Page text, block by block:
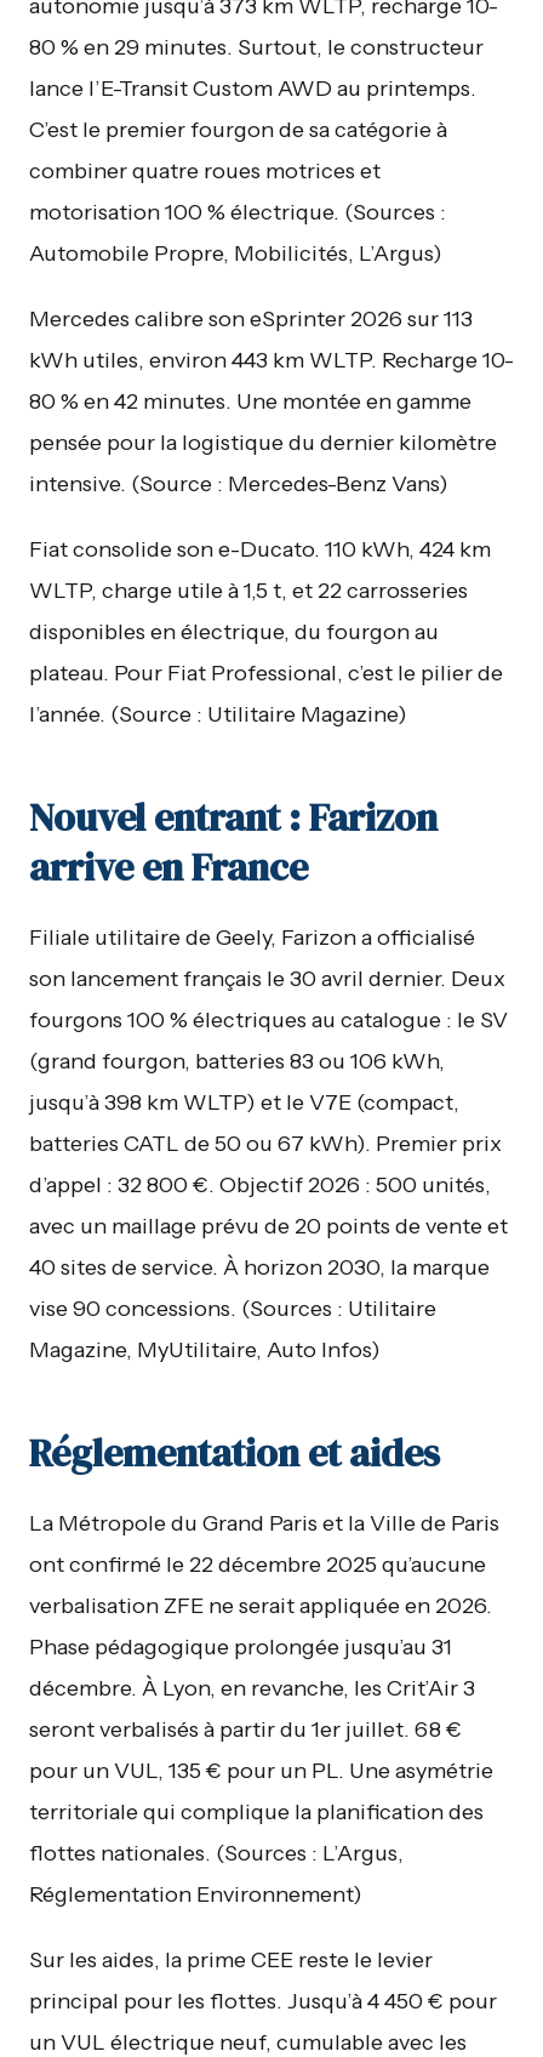
autonomie jusqu’à 373 km WLTP, recharge 10-
80 % en 29 minutes. Surtout, le constructeur
lance l’E-Transit Custom AWD au printemps.
C’est le premier fourgon de sa catégorie à
combiner quatre roues motrices et
motorisation 100 % électrique. (Sources :
Automobile Propre, Mobilicités, L’Argus)
Mercedes calibre son eSprinter 2026 sur 113
kWh utiles, environ 443 km WLTP. Recharge 10-
80 % en 42 minutes. Une montée en gamme
pensée pour la logistique du dernier kilomètre
intensive. (Source : Mercedes-Benz Vans)
Fiat consolide son e-Ducato. 110 kWh, 424 km
WLTP, charge utile à 1,5 t, et 22 carrosseries
disponibles en électrique, du fourgon au
plateau. Pour Fiat Professional, c’est le pilier de
l’année. (Source : Utilitaire Magazine)
Nouvel entrant : Farizon
arrive en France
Filiale utilitaire de Geely, Farizon a officialisé
son lancement français le 30 avril dernier. Deux
fourgons 100 % électriques au catalogue : le SV
(grand fourgon, batteries 83 ou 106 kWh,
jusqu’à 398 km WLTP) et le V7E (compact,
batteries CATL de 50 ou 67 kWh). Premier prix
d’appel : 32 800 €. Objectif 2026 : 500 unités,
avec un maillage prévu de 20 points de vente et
40 sites de service. À horizon 2030, la marque
vise 90 concessions. (Sources : Utilitaire
Magazine, MyUtilitaire, Auto Infos)
Réglementation et aides
La Métropole du Grand Paris et la Ville de Paris
ont confirmé le 22 décembre 2025 qu’aucune
verbalisation ZFE ne serait appliquée en 2026.
Phase pédagogique prolongée jusqu’au 31
décembre. À Lyon, en revanche, les Crit’Air 3
seront verbalisés à partir du 1er juillet. 68 €
pour un VUL, 135 € pour un PL. Une asymétrie
territoriale qui complique la planification des
flottes nationales. (Sources : L’Argus,
Réglementation Environnement)
Sur les aides, la prime CEE reste le levier
principal pour les flottes. Jusqu’à 4 450 € pour
un VUL électrique neuf, cumulable avec les